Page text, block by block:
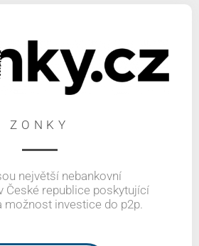
ZONKY
největší nebankovní
České republice poskytující
možnost investice do p2p.